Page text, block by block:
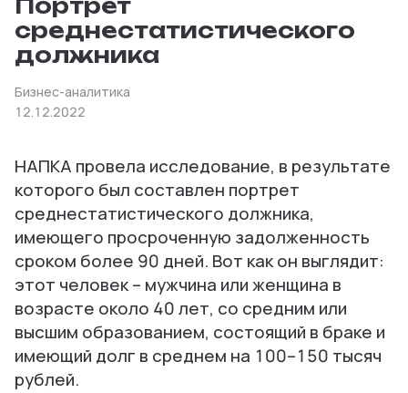
Портрет
среднестатистического
должника
Бизнес-аналитика
12.12.2022
НАПКА провела исследование, в результате
которого был составлен портрет
среднестатистического должника,
имеющего просроченную задолженность
сроком более 90 дней. Вот как он выглядит:
этот человек – мужчина или женщина в
возрасте около 40 лет, со средним или
высшим образованием, состоящий в браке и
имеющий долг в среднем на 100–150 тысяч
рублей.